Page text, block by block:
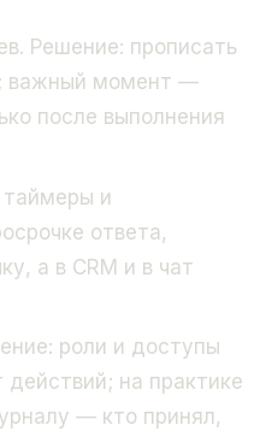
Решение: прописать
важный момент —
после выполнения
таймеры и
ответа,
а в CRM и в чат
роли и доступы
действий; на практике
— кто принял,